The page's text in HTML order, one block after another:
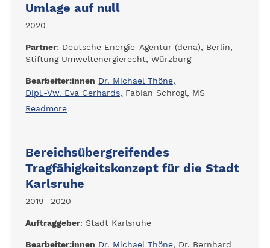
Umlage auf null
2020
Partner: Deutsche Energie-Agentur (dena), Berlin,
Stiftung Umweltenergierecht, Würzburg
Bearbeiter:innen Dr. Michael Thöne,
Dipl.-Vw. Eva Gerhards, Fabian Schrogl, MS
Readmore
Bereichsübergreifendes
Tragfähigkeitskonzept für die Stadt
Karlsruhe
2019 -2020
Auftraggeber: Stadt Karlsruhe
Bearbeiter:innen Dr. Michael Thöne, Dr. Bernhard